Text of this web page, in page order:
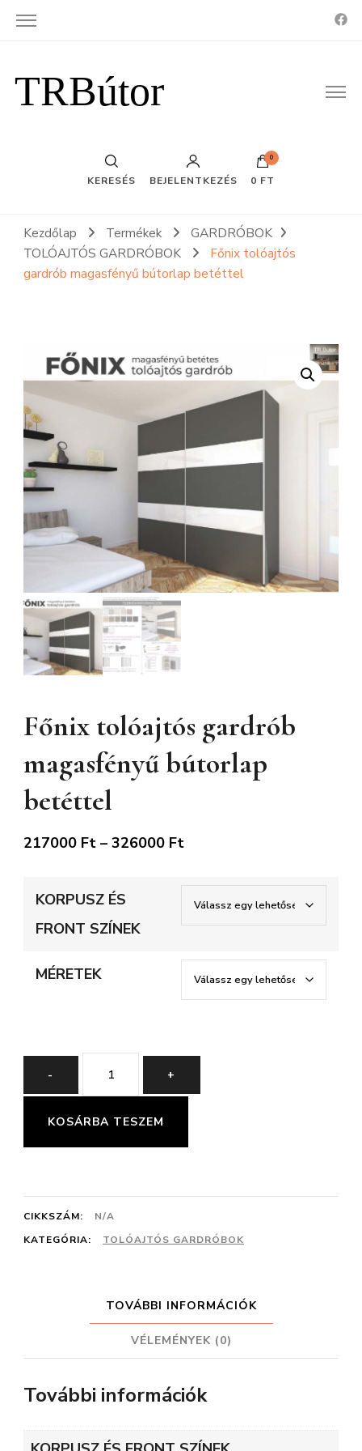
TRBútor
KERESÉS BEJELENTKEZÉS
0
0 FT
Kezdőlap Termékek
GARDRÓBOK
TOLÓAJTÓS GARDRÓBOK
Főnix tolóajtós
gardrób magasfényű bútorlap betéttel
Főnix tolóajtós gardrób
magasfényű bútorlap
betéttel
217000 Ft – 326000 FtÁrtartomány:
-
326000 Ft
KORPUSZ ÉS
FRONT SZÍNEK
MÉRETEK
-
Főnix
tolóajtós
gardrób
magasfényű
betéttel
mennyiség
+
KOSÁRBA TESZEM
CIKKSZÁM:
N/A
KATEGÓRIA:
TOLÓAJTÓS GARDRÓBOK
TOVÁBBI INFORMÁCIÓK
VÉLEMÉNYEK (0)
További információk